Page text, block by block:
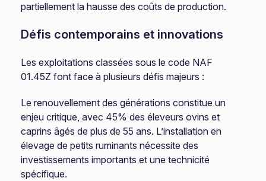
partiellement la hausse des coûts de production.
Défis contemporains et innovations
Les exploitations classées sous le code NAF
01.45Z font face à plusieurs défis majeurs :
Le renouvellement des générations constitue un
enjeu critique, avec 45% des éleveurs ovins et
caprins âgés de plus de 55 ans. L’installation en
élevage de petits ruminants nécessite des
investissements importants et une technicité
spécifique.